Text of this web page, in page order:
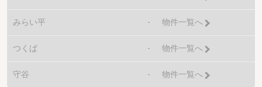
みらい平 - 物件一覧へ
つくば - 物件一覧へ
守谷 - 物件一覧へ